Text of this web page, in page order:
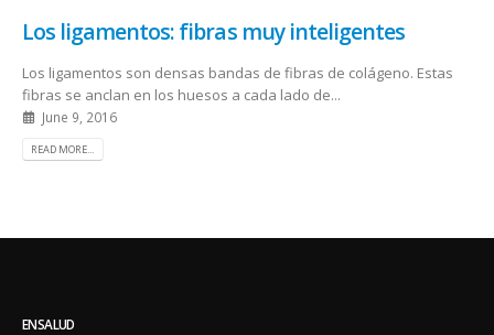
Los ligamentos: fibras muy inteligentes
Los ligamentos son densas bandas de fibras de colágeno. Estas
fibras se anclan en los huesos a cada lado de...
June 9, 2016
READ MORE...
ENSALUD